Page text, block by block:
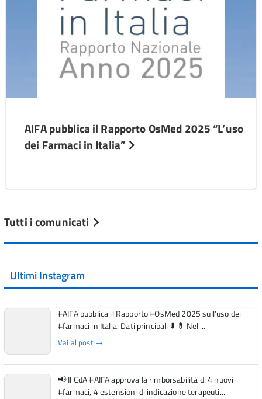
AIFA pubblica il Rapporto OsMed 2025 “L’uso
dei Farmaci in Italia”
Tutti i comunicati
Ultimi Instagram
#AIFA pubblica il Rapporto #OsMed 2025 sull’uso dei
#farmaci in Italia. Dati principali ⬇️ 💊 Nel ...
Vai al post →
📢 Il CdA #AIFA approva la rimborsabilità di 4 nuovi
#farmaci, 4 estensioni di indicazione terapeuti...